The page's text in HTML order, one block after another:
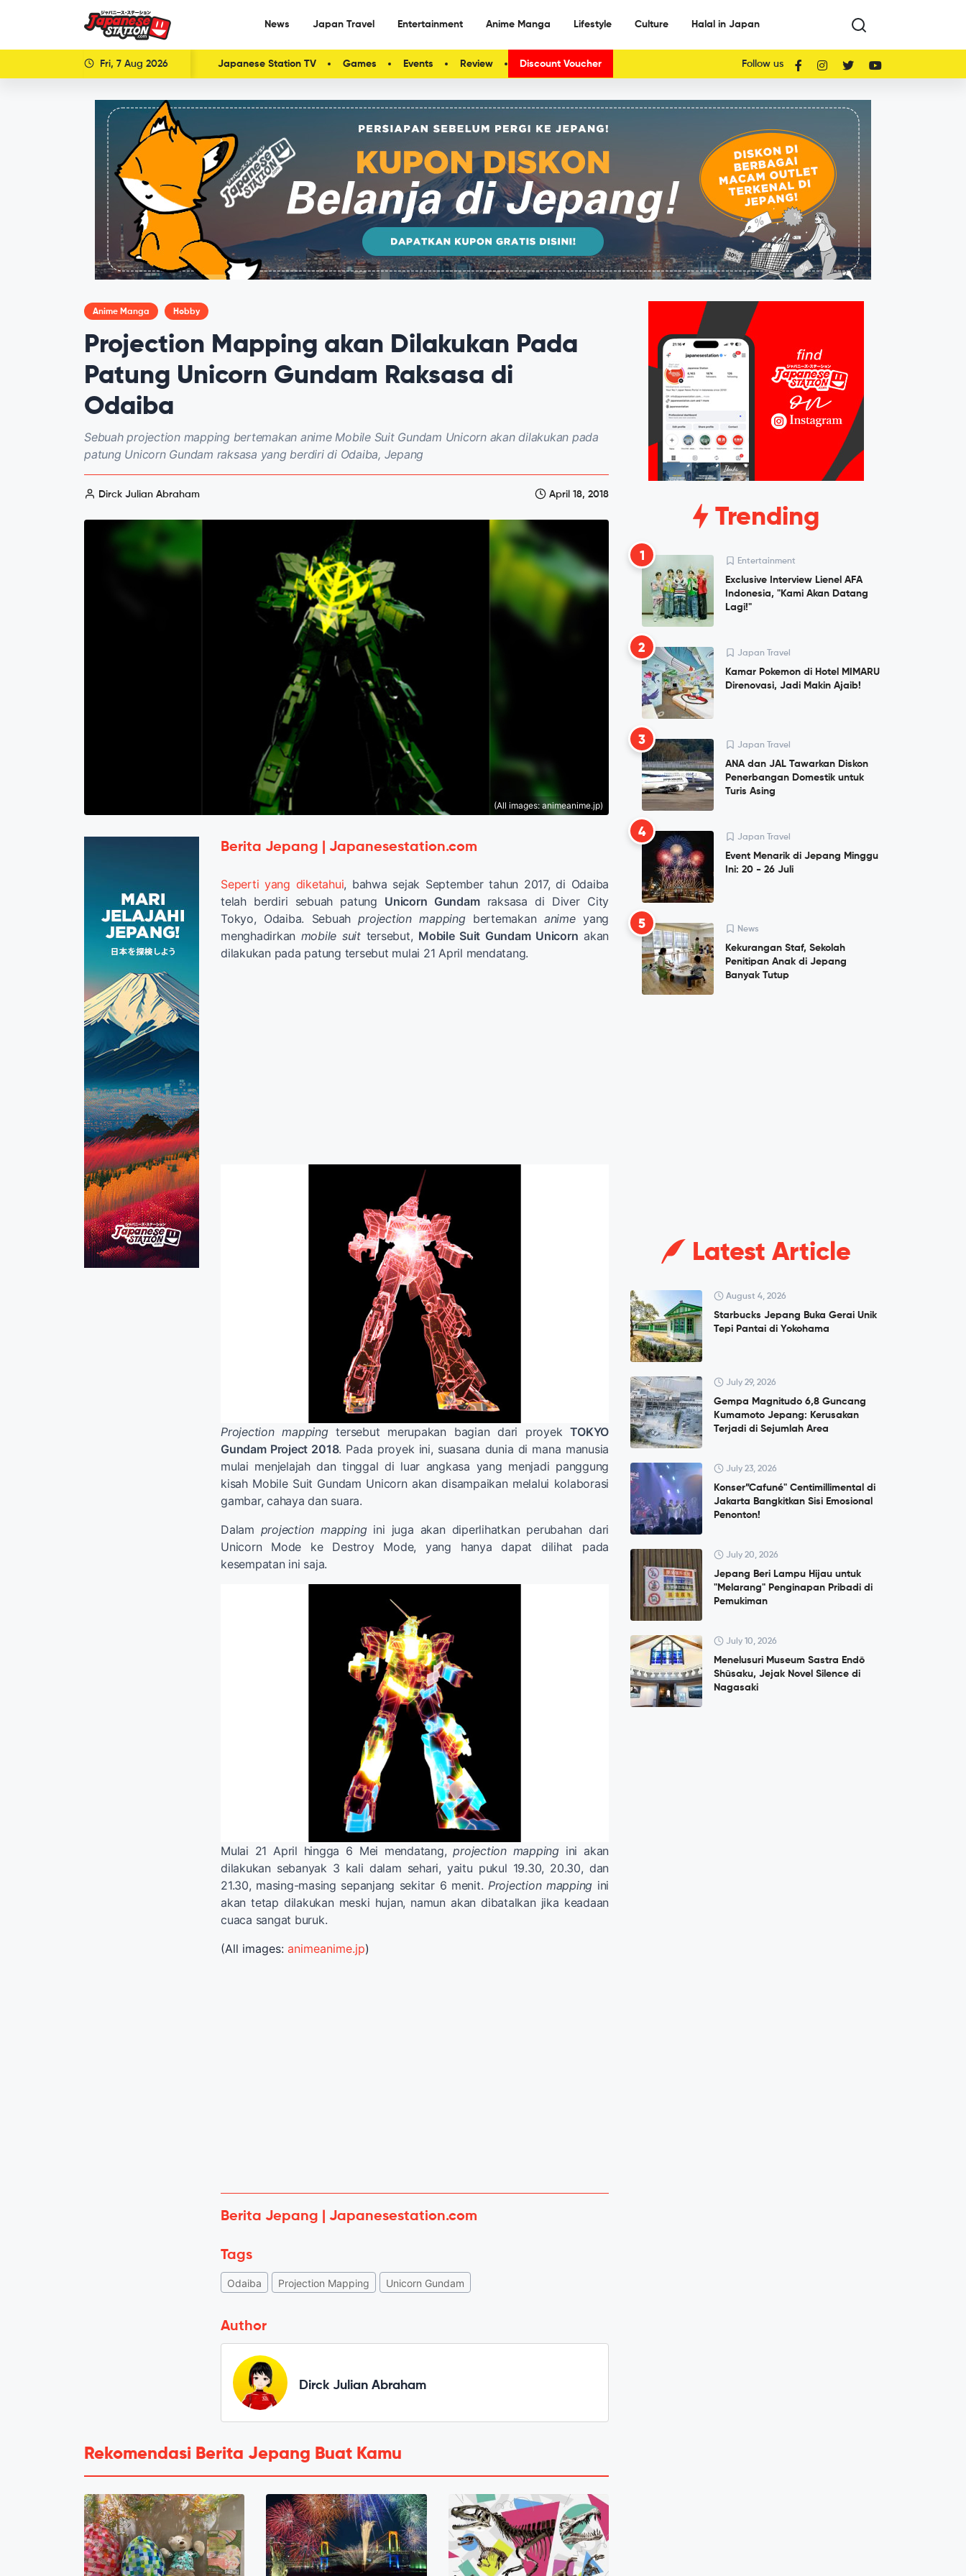
News Japan Travel Entertainment Anime Manga Lifestyle Culture Halal in Japan
Fri, 7 Aug 2026 Japanese Station TV Games Events Review Discount Voucher Follow us
Anime Manga Hobby
Projection Mapping akan Dilakukan Pada
Patung Unicorn Gundam Raksasa di
Odaiba
Sebuah projection mapping bertemakan anime Mobile Suit Gundam Unicorn akan dilakukan pada
patung Unicorn Gundam raksasa yang berdiri di Odaiba, Jepang
Dirck Julian Abraham April 18, 2018
(All images: animeanime.jp)
Berita Jepang | Japanesestation.com
Seperti yang diketahui, bahwa sejak September tahun 2017, di Odaiba
telah berdiri sebuah patung Unicorn Gundamraksasa di Diver City
Tokyo, Odaiba. Sebuahprojection mappingbertemakan animeyang
menghadirkan mobile suittersebut, Mobile Suit Gundam Unicorn akan
dilakukan pada patung tersebut mulai 21 April mendatang.
Projection mappingtersebut merupakan bagian dari proyekTOKYO
Gundam Project 2018. Pada proyek ini, suasana dunia di mana manusia
mulai menjelajah dan tinggal di luar angkasa yang menjadi panggung
kisah Mobile Suit Gundam Unicorn akan disampaikan melalui kolaborasi
gambar, cahaya dan suara.
Dalam projection mappingini juga akan diperlihatkan perubahan dari
Unicorn Mode ke Destroy Mode, yang hanya dapat dilihat pada
kesempatan ini saja.
Mulai 21 April hingga 6 Mei mendatang,projection mappingini akan
dilakukan sebanyak 3 kali dalam sehari, yaitu pukul 19.30, 20.30, dan
21.30, masing-masing sepanjang sekitar 6 menit. Projection mapping ini
akan tetap dilakukan meski hujan, namun akan dibatalkan jika keadaan
cuaca sangat buruk.
(All images: animeanime.jp)
Berita Jepang | Japanesestation.com
Tags
Odaiba Projection Mapping Unicorn Gundam
Author
Dirck Julian Abraham
Rekomendasi Berita Jepang Buat Kamu
Trending
1 Entertainment
Exclusive Interview Lienel AFA
Indonesia, "Kami Akan Datang
Lagi!"
2 Japan Travel
Kamar Pokemon di Hotel MIMARU
Direnovasi, Jadi Makin Ajaib!
3 Japan Travel
ANA dan JAL Tawarkan Diskon
Penerbangan Domestik untuk
Turis Asing
4 Japan Travel
Event Menarik di Jepang Minggu
Ini: 20 - 26 Juli
5 News
Kekurangan Staf, Sekolah
Penitipan Anak di Jepang
Banyak Tutup
Latest Article
August 4, 2026
Starbucks Jepang Buka Gerai Unik
Tepi Pantai di Yokohama
July 29, 2026
Gempa Magnitudo 6,8 Guncang
Kumamoto Jepang: Kerusakan
Terjadi di Sejumlah Area
July 23, 2026
Konser”Cafuné" Centimillimental di
Jakarta Bangkitkan Sisi Emosional
Penonton!
July 20, 2026
Jepang Beri Lampu Hijau untuk
"Melarang" Penginapan Pribadi di
Pemukiman
July 10, 2026
Menelusuri Museum Sastra Endō
Shūsaku, Jejak Novel Silence di
Nagasaki